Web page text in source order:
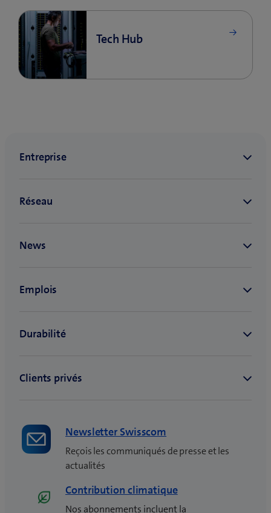
Newsletter Swisscom
Reçois les communiqués de presse et les
actualités
Contribution climatique
Nos abonnements incluent la